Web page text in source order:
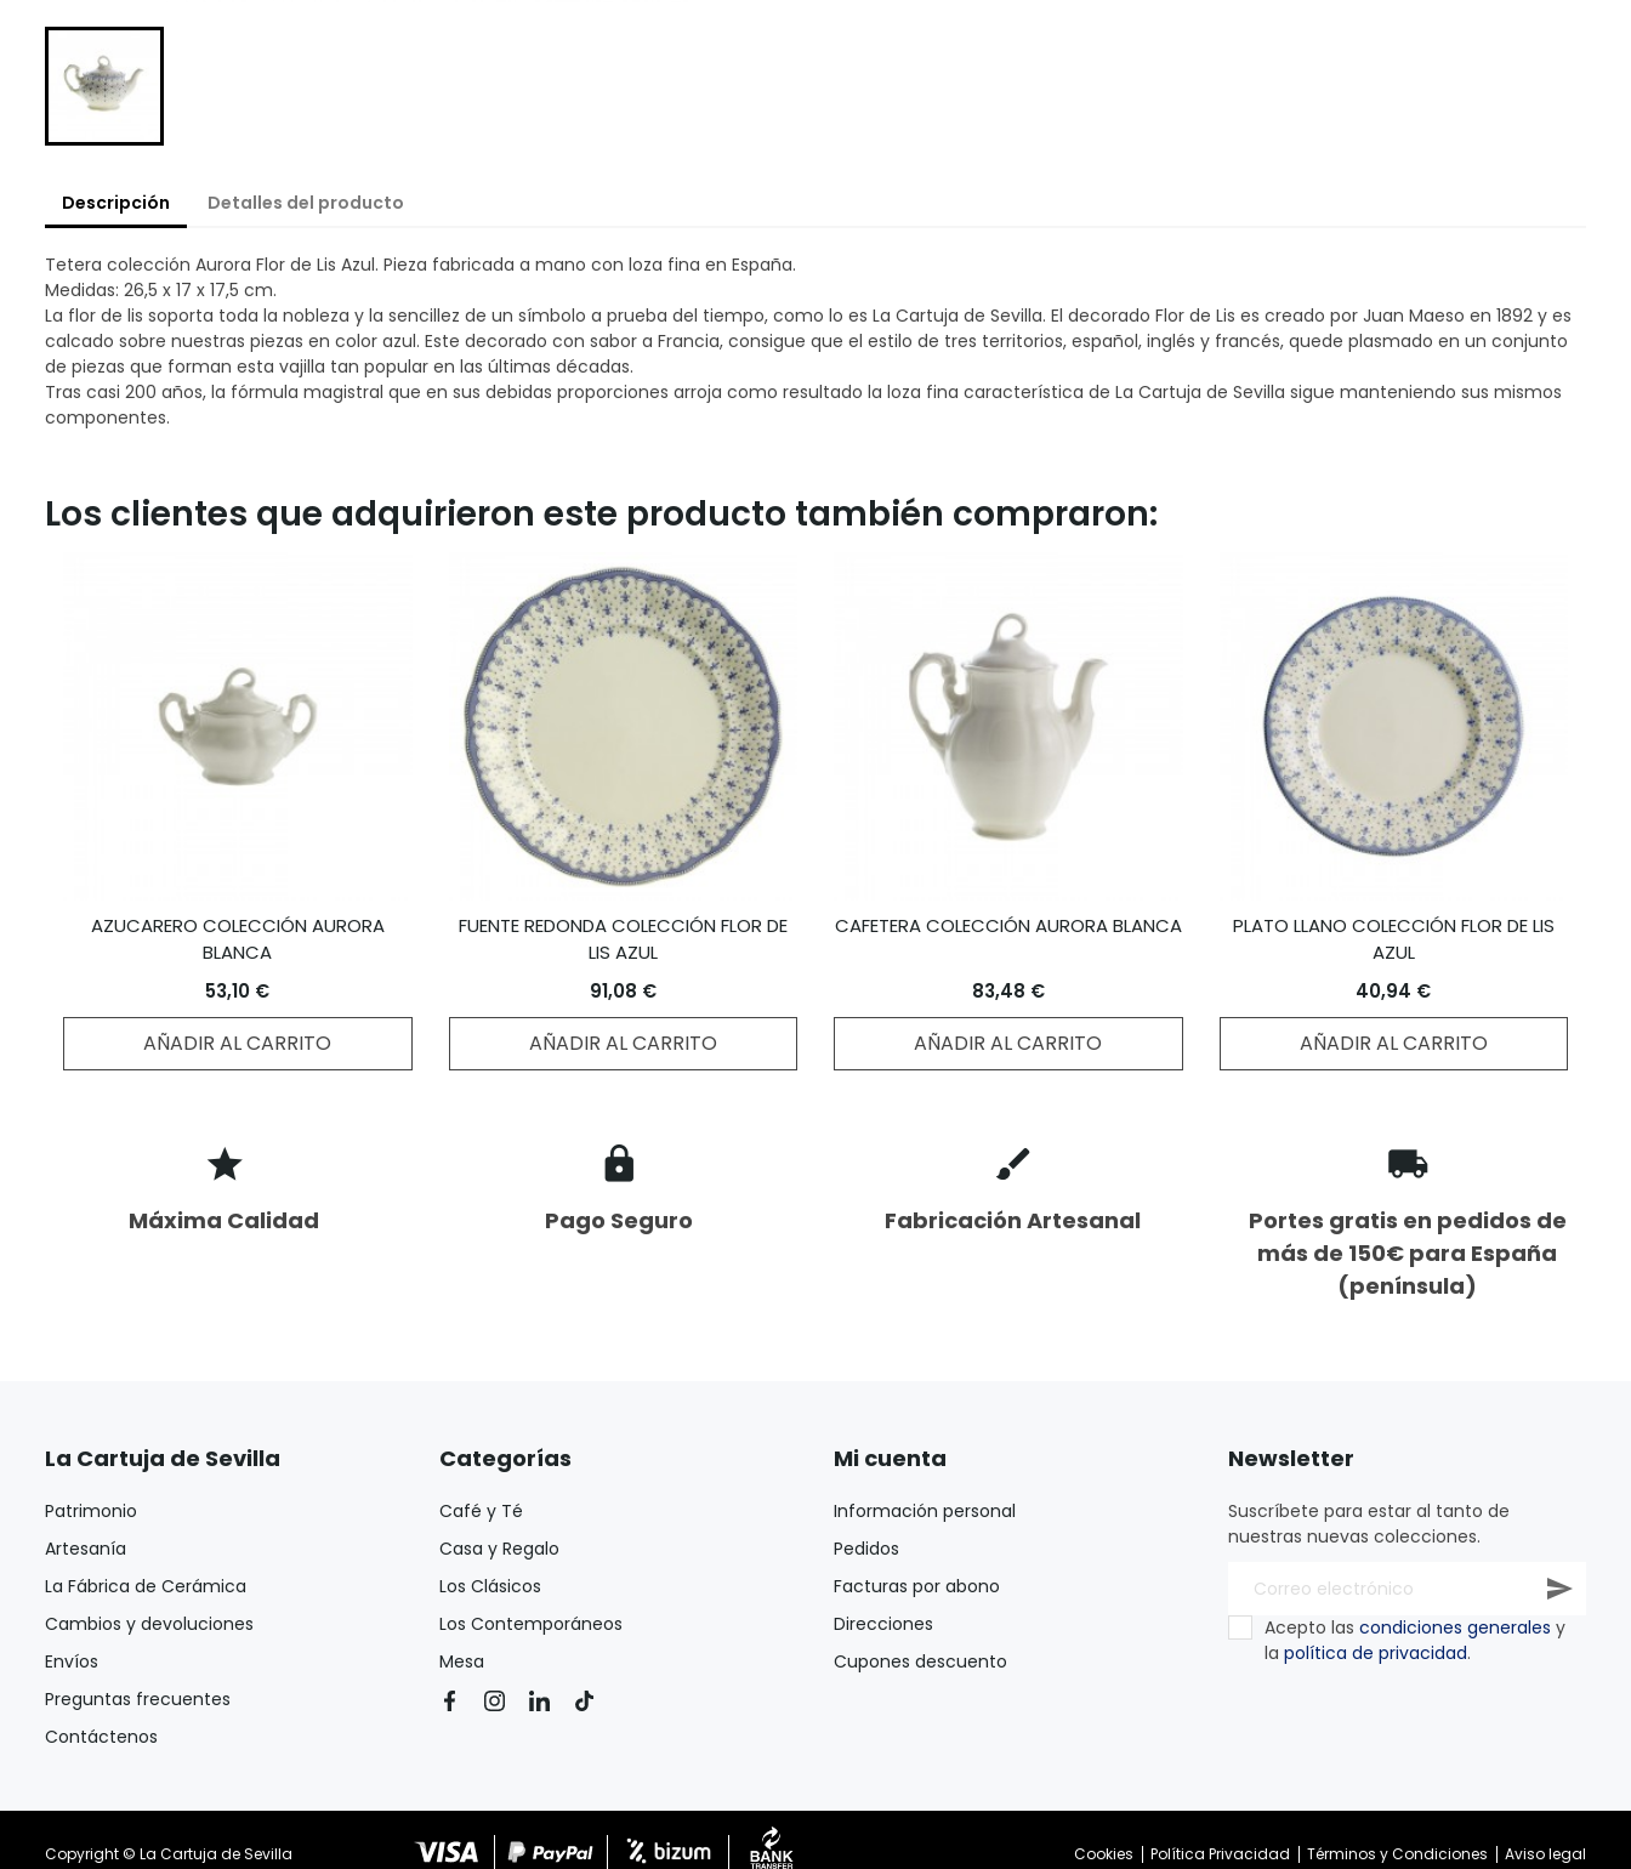
Descripción Detalles del producto
Tetera colección Aurora Flor de Lis Azul. Pieza fabricada a mano con loza fina en España.
Medidas: 26,5 x 17 x 17,5 cm.
La flor de lis soporta toda la nobleza y la sencillez de un símbolo a prueba del tiempo, como lo es La Cartuja de Sevilla. El decorado Flor de Lis es creado por Juan Maeso en 1892 y es
calcado sobre nuestras piezas en color azul. Este decorado con sabor a Francia, consigue que el estilo de tres territorios, español, inglés y francés, quede plasmado en un conjunto
de piezas que forman esta vajilla tan popular en las últimas décadas.
Tras casi 200 años, la fórmula magistral que en sus debidas proporciones arroja como resultado la loza fina característica de La Cartuja de Sevilla sigue manteniendo sus mismos
componentes.
Los clientes que adquirieron este producto también compraron:
AZUCARERO COLECCIÓN AURORA
BLANCA
53,10 €
AÑADIR AL CARRITO
FUENTE REDONDA COLECCIÓN FLOR DE
LIS AZUL
91,08 €
AÑADIR AL CARRITO
CAFETERA COLECCIÓN AURORA BLANCA
83,48 €
AÑADIR AL CARRITO
PLATO LLANO COLECCIÓN FLOR DE LIS
AZUL
40,94 €
AÑADIR AL CARRITO
Máxima Calidad Pago Seguro Fabricación Artesanal
Portes gratis en pedidos de
más de 150€ para España
(península)
La Cartuja de Sevilla
Patrimonio
Artesanía
La Fábrica de Cerámica
Cambios y devoluciones
Envíos
Preguntas frecuentes
Contáctenos
Categorías
Café y Té
Casa y Regalo
Los Clásicos
Los Contemporáneos
Mesa
Mi cuenta
Información personal
Pedidos
Facturas por abono
Direcciones
Cupones descuento
Newsletter
Suscríbete para estar al tanto de
nuestras nuevas colecciones.
Acepto las condiciones generales y
la política de privacidad.
Copyright © La Cartuja de Sevilla Aviso legal
Términos y Condiciones
Política Privacidad
Cookies